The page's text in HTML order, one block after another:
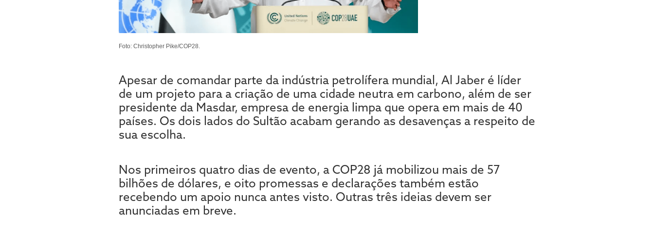
Foto: Christopher Pike/COP28.
Apesar de comandar parte da indústria petrolífera mundial, Al Jaber é líder
de um projeto para a criação de uma cidade neutra em carbono, além de ser
presidente da Masdar, empresa de energia limpa que opera em mais de 40
países. Os dois lados do Sultão acabam gerando as desavenças a respeito de
sua escolha.
Nos primeiros quatro dias de evento, a COP28 já mobilizou mais de 57
bilhões de dólares, e oito promessas e declarações também estão
recebendo um apoio nunca antes visto. Outras três ideias devem ser
anunciadas em breve.